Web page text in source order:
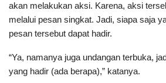
akan melakukan aksi. Karena, aksi
melalui pesan singkat. Jadi, siapa saja
pesan tersebut dapat hadir.
“Ya, namanya juga undangan terbuka,
yang hadir (ada berapa),” katanya.